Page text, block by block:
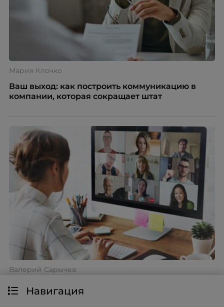
Навигация
Мария Клочко
Ваш выход: как построить коммуникацию в
компании, которая сокращает штат
Валерий Сарычев
Адаптация удаленных сотрудников: 10 правил
для распределенных команд